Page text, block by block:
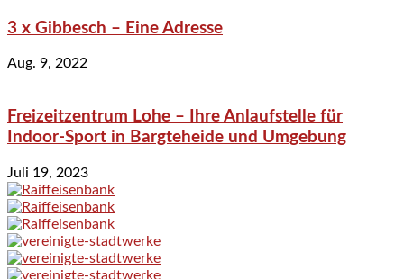
3 x Gibbesch – Eine Adresse
Aug. 9, 2022
Freizeitzentrum Lohe – Ihre Anlaufstelle für
Indoor-Sport in Bargteheide und Umgebung
Juli 19, 2023